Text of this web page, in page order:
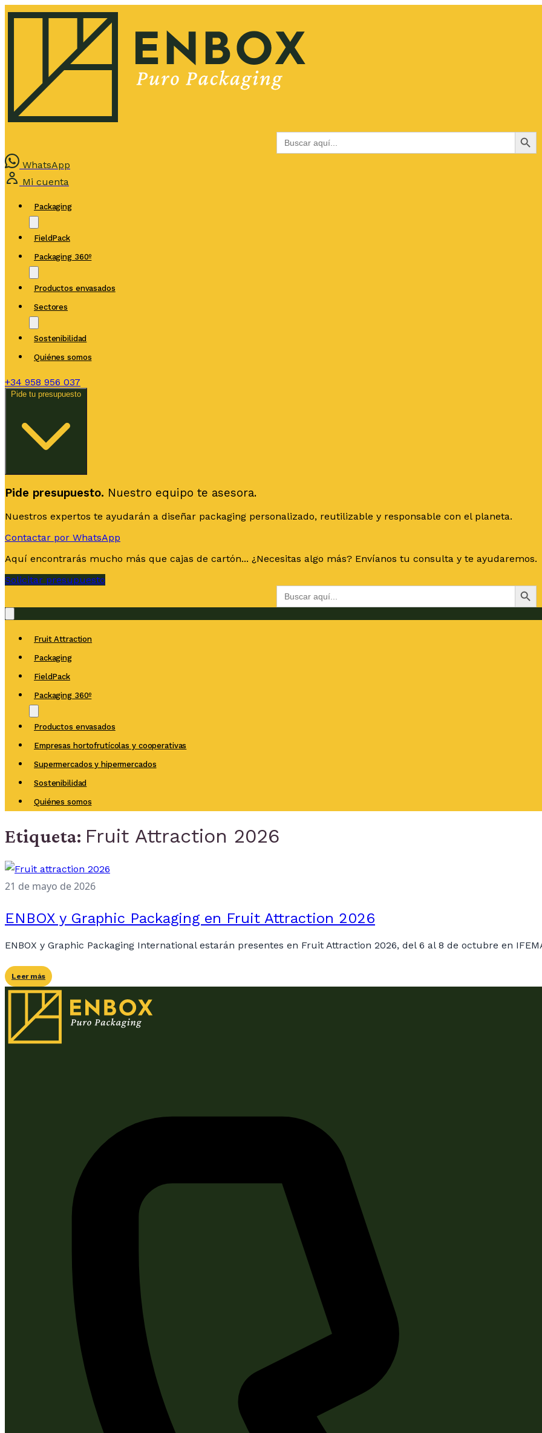
Buscar: Botón de
WhatsApp
Mi cuenta
Packaging
FieldPack
Packaging 360º
Productos envasados
Sectores
Sostenibilidad
Quiénes somos
+34 958 956 037
Pide tu presupuesto
Pide presupuesto. Nuestro equipo te asesora.
Nuestros expertos te ayudarán a diseñar packaging personalizado, reutilizable y responsable con el planeta.
Contactar por WhatsApp
Aquí encontrarás mucho más que cajas de cartón... ¿Necesitas algo más? Envíanos tu consulta y te ayudaremos.
Solicitar presupuesto
Buscar:
Botón de
Fruit Attraction
Packaging
FieldPack
Packaging 360º
Productos envasados
Empresas hortofrutícolas y cooperativas
Supermercados y hipermercados
Sostenibilidad
Quiénes somos
Etiqueta: Fruit Attraction 2026
21 de mayo de 2026
ENBOX y Graphic Packaging en Fruit Attraction 2026
ENBOX y Graphic Packaging International estarán presentes en Fruit Attraction 2026, del 6 al 8 de octubre en
Leer más